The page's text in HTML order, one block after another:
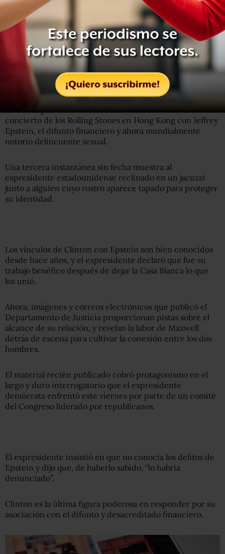
Compartir Leer después
Hay una foto que muestra a Bill Clinton en un baño
nocturno junto a Ghislaine Maxwell, la celebridad
británica ahora condenada por tráfico sexual.
Otra lo captura sonriendo detrás del escenario en un
concierto de los Rolling Stones en Hong Kong con Jeffrey
Epstein, el difunto financiero y ahora mundialmente
notorio delincuente sexual.
Una tercera instantánea sin fecha muestra al
expresidente estadounidense reclinado en un jacuzzi
junto a alguien cuyo rostro aparece tapado para proteger
su identidad.
Los vínculos de Clinton con Epstein son bien conocidos
desde hace años, y el expresidente declaró que fue su
trabajo benéfico después de dejar la Casa Blanca lo que
los unió.
Ahora, imágenes y correos electrónicos que publicó el
Departamento de Justicia proporcionan pistas sobre el
alcance de su relación, y revelan la labor de Maxwell
detrás de escena para cultivar la conexión entre los dos
hombres.
El material recién publicado cobró protagonismo en el
largo y duro interrogatorio que el expresidente
demócrata enfrentó este viernes por parte de un comité
del Congreso liderado por republicanos.
El expresidente insistió en que no conocía los delitos de
Epstein y dijo que, de haberlo sabido, “lo habría
denunciado”.
Clinton es la última figura poderosa en responder por su
asociación con el difunto y desacreditado financiero.